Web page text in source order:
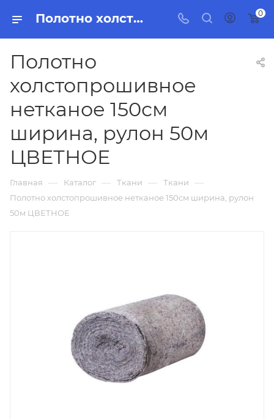
Полотно холстопрошивное нетканое 150см ширина, рулон 50м ЦВЕТНОЕ, бытовая химия, товары для уборки для дома и офиса. 0
Полотно
холстопрошивное
нетканое 150см
ширина, рулон 50м
ЦВЕТНОЕ
Главная — Каталог — Ткани — Ткани —
Полотно холстопрошивное нетканое 150см ширина, рулон
50м ЦВЕТНОЕ